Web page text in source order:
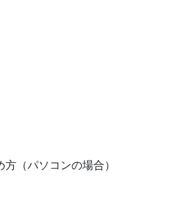
（パソコンの場合）